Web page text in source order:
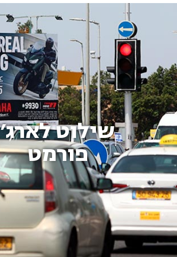
שילוט לארג׳
פורמט